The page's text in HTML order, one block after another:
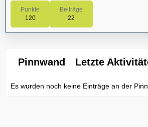
Punkte
120
Beiträge
22
Pinnwand Letzte
Es wurden noch keine Einträge an der